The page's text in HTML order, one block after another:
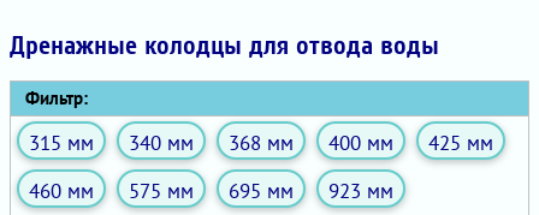
Дренажные колодцы для отвода воды
Фильтр:
315 мм 340 мм 368 мм 400 мм
425 мм
460 мм
575 мм 695 мм 923 мм